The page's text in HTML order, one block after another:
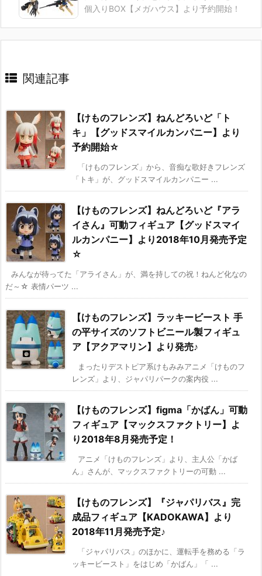
個入りBOX【メガハウス】より予約開始！
関連記事
【けものフレンズ】ねんどろいど「ト
キ」【グッドスマイルカンパニー】より
予約開始☆
「けものフレンズ」から、音痴な歌好きフレンズ
「トキ」が、グッドスマイルカンパニー ...
【けものフレンズ】ねんどろいど『アラ
イさん』可動フィギュア【グッドスマイ
ルカンパニー】より2018年10月発売予定
☆
みんなが待ってた「アライさん」が、満を持しての祝！ねんど化なの
だ～☆ 表情パーツ ...
【けものフレンズ】ラッキービースト 手
の平サイズのソフトビニール製フィギュ
ア【アクアマリン】より発売♪
まったりデストピア系けもみみアニメ「けものフ
レンズ」より、ジャパリパークの案内役 ...
【けものフレンズ】figma「かばん」可動
フィギュア【マックスファクトリー】よ
り2018年8月発売予定！
アニメ「けものフレンズ」より、主人公「かば
ん」さんが、マックスファクトリーの可動 ...
【けものフレンズ】『ジャパリバス』完
成品フィギュア【KADOKAWA】より
2018年11月発売予定♪
「ジャパリバス」のほかに、運転手を務める「ラ
ッキービースト」をはじめ「かばん」「 ...